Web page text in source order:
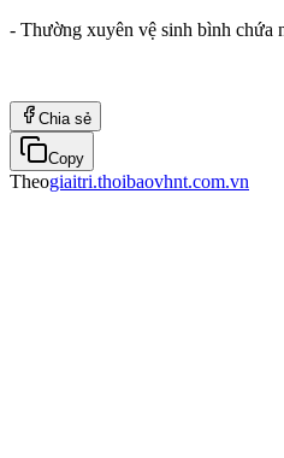
- Thường xuyên vệ sinh bình chứa
Chia sẻ
Copy
Theogiaitri.thoibaovhnt.com.vn